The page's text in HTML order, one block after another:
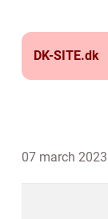
DK-SITE.dk
07 march 2023